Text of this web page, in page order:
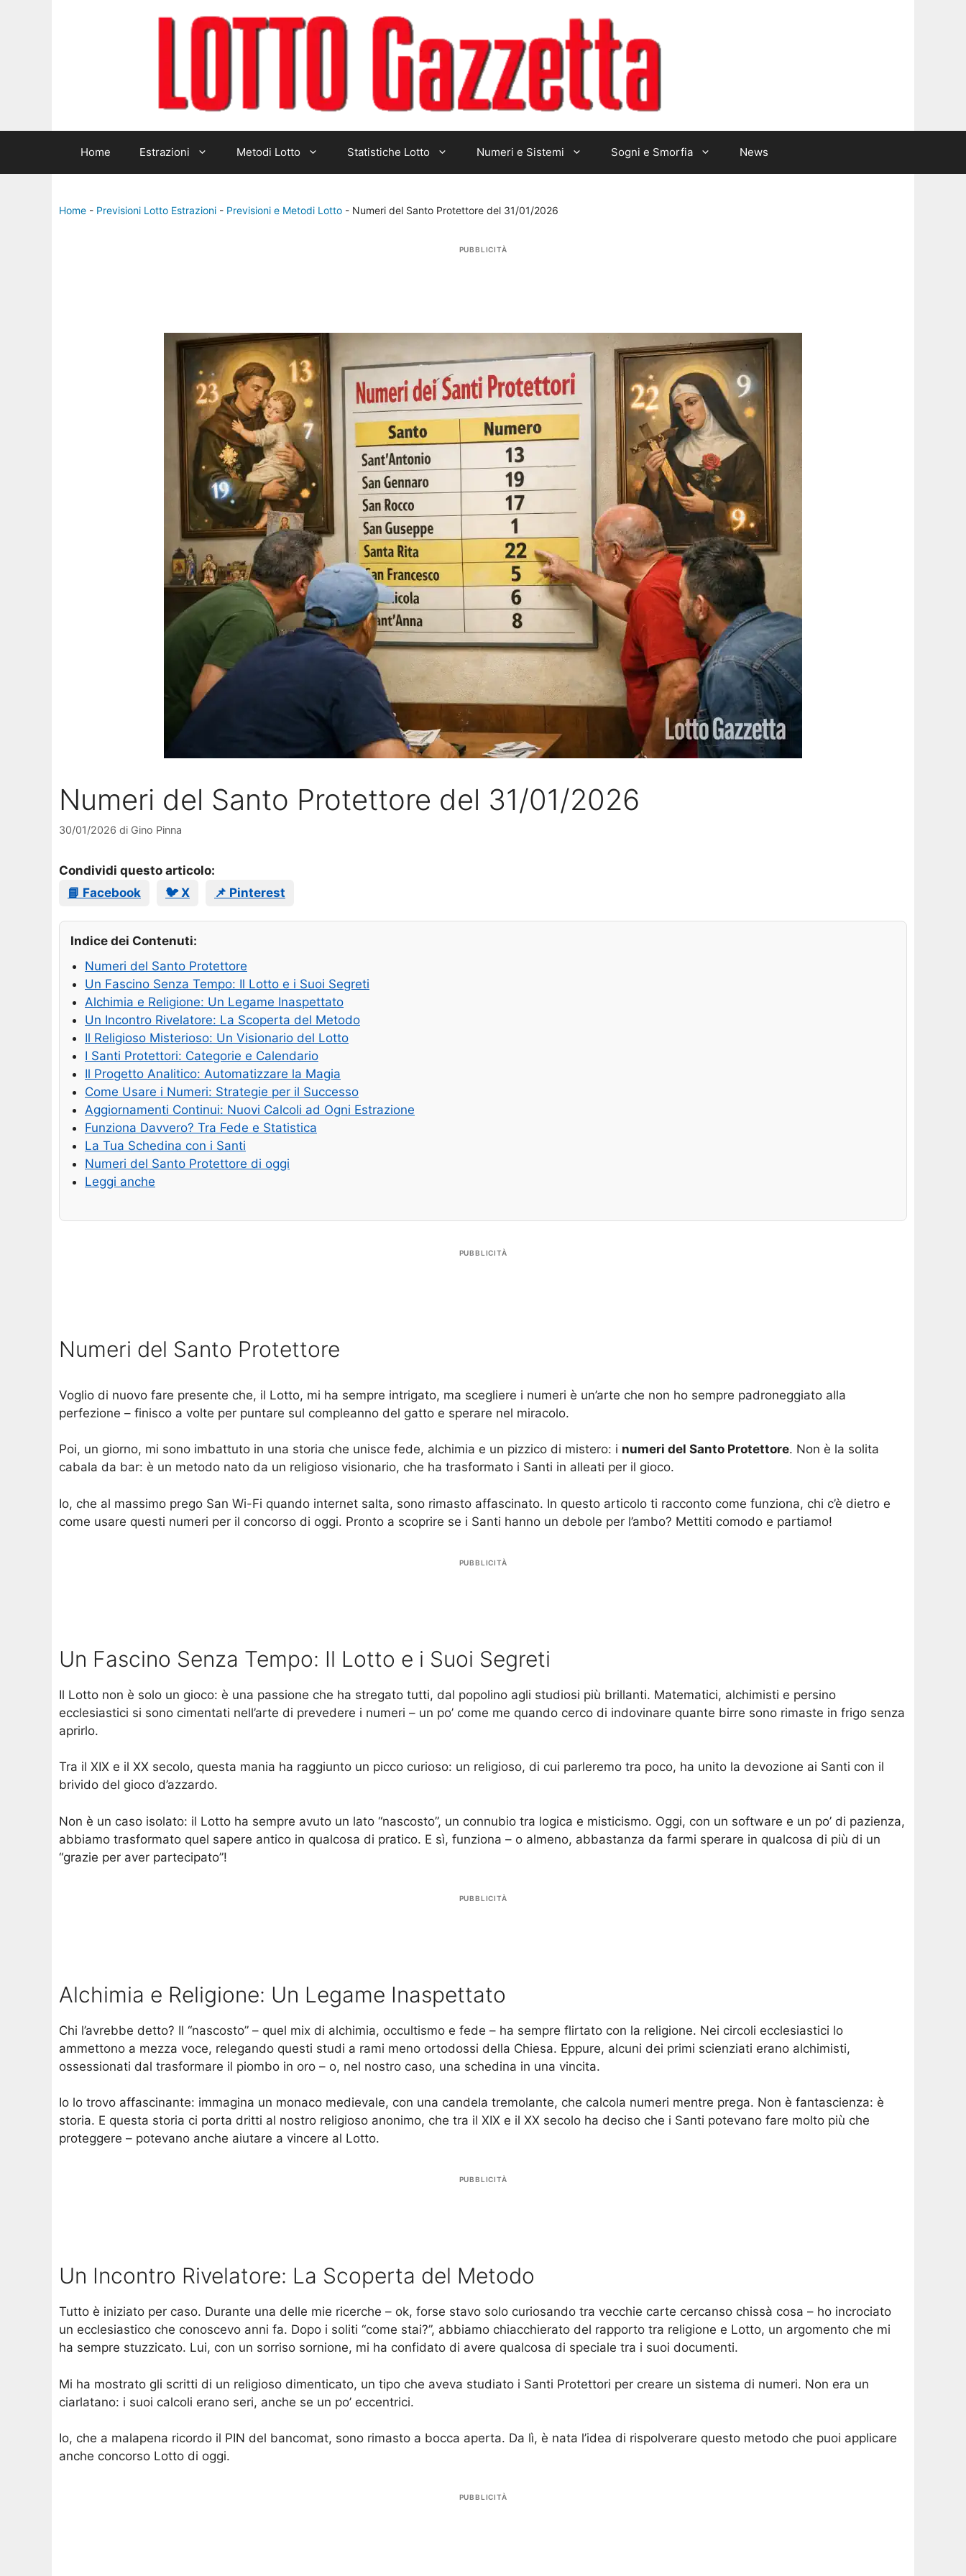
Home Estrazioni Metodi Lotto Statistiche Lotto Numeri e Sistemi Sogni e Smorfia News
Home - Previsioni Lotto Estrazioni - Previsioni e Metodi Lotto - Numeri del Santo Protettore del 31/01/2026
PUBBLICITÀ
Numeri del Santo Protettore del 31/01/2026
30/01/2026 di Gino Pinna
Condividi questo articolo:
📘 Facebook
🐦 X 📌 Pinterest
Indice dei Contenuti:
Numeri del Santo Protettore
Un Fascino Senza Tempo: Il Lotto e i Suoi Segreti
Alchimia e Religione: Un Legame Inaspettato
Un Incontro Rivelatore: La Scoperta del Metodo
Il Religioso Misterioso: Un Visionario del Lotto
I Santi Protettori: Categorie e Calendario
Il Progetto Analitico: Automatizzare la Magia
Come Usare i Numeri: Strategie per il Successo
Aggiornamenti Continui: Nuovi Calcoli ad Ogni Estrazione
Funziona Davvero? Tra Fede e Statistica
La Tua Schedina con i Santi
Numeri del Santo Protettore di oggi
Leggi anche
PUBBLICITÀ
Numeri del Santo Protettore
Voglio di nuovo fare presente che, il Lotto, mi ha sempre intrigato, ma scegliere i numeri è un’arte che non ho sempre padroneggiato alla
perfezione – finisco a volte per puntare sul compleanno del gatto e sperare nel miracolo.
Poi, un giorno, mi sono imbattuto in una storia che unisce fede, alchimia e un pizzico di mistero: i numeri del Santo Protettore. Non è la solita
cabala da bar: è un metodo nato da un religioso visionario, che ha trasformato i Santi in alleati per il gioco.
Io, che al massimo prego San Wi-Fi quando internet salta, sono rimasto affascinato. In questo articolo ti racconto come funziona, chi c’è dietro e
come usare questi numeri per il concorso di oggi. Pronto a scoprire se i Santi hanno un debole per l’ambo? Mettiti comodo e partiamo!
PUBBLICITÀ
Un Fascino Senza Tempo: Il Lotto e i Suoi Segreti
Il Lotto non è solo un gioco: è una passione che ha stregato tutti, dal popolino agli studiosi più brillanti. Matematici, alchimisti e persino
ecclesiastici si sono cimentati nell’arte di prevedere i numeri – un po’ come me quando cerco di indovinare quante birre sono rimaste in frigo senza
aprirlo.
Tra il XIX e il XX secolo, questa mania ha raggiunto un picco curioso: un religioso, di cui parleremo tra poco, ha unito la devozione ai Santi con il
brivido del gioco d’azzardo.
Non è un caso isolato: il Lotto ha sempre avuto un lato “nascosto”, un connubio tra logica e misticismo. Oggi, con un software e un po’ di pazienza,
abbiamo trasformato quel sapere antico in qualcosa di pratico. E sì, funziona – o almeno, abbastanza da farmi sperare in qualcosa di più di un
“grazie per aver partecipato”!
PUBBLICITÀ
Alchimia e Religione: Un Legame Inaspettato
Chi l’avrebbe detto? Il “nascosto” – quel mix di alchimia, occultismo e fede – ha sempre flirtato con la religione. Nei circoli ecclesiastici lo
ammettono a mezza voce, relegando questi studi a rami meno ortodossi della Chiesa. Eppure, alcuni dei primi scienziati erano alchimisti,
ossessionati dal trasformare il piombo in oro – o, nel nostro caso, una schedina in una vincita.
Io lo trovo affascinante: immagina un monaco medievale, con una candela tremolante, che calcola numeri mentre prega. Non è fantascienza: è
storia. E questa storia ci porta dritti al nostro religioso anonimo, che tra il XIX e il XX secolo ha deciso che i Santi potevano fare molto più che
proteggere – potevano anche aiutare a vincere al Lotto.
PUBBLICITÀ
Un Incontro Rivelatore: La Scoperta del Metodo
Tutto è iniziato per caso. Durante una delle mie ricerche – ok, forse stavo solo curiosando tra vecchie carte cercanso chissà cosa – ho incrociato
un ecclesiastico che conoscevo anni fa. Dopo i soliti “come stai?”, abbiamo chiacchierato del rapporto tra religione e Lotto, un argomento che mi
ha sempre stuzzicato. Lui, con un sorriso sornione, mi ha confidato di avere qualcosa di speciale tra i suoi documenti.
Mi ha mostrato gli scritti di un religioso dimenticato, un tipo che aveva studiato i Santi Protettori per creare un sistema di numeri. Non era un
ciarlatano: i suoi calcoli erano seri, anche se un po’ eccentrici.
Io, che a malapena ricordo il PIN del bancomat, sono rimasto a bocca aperta. Da lì, è nata l’idea di rispolverare questo metodo che puoi applicare
anche concorso Lotto di oggi.
PUBBLICITÀ